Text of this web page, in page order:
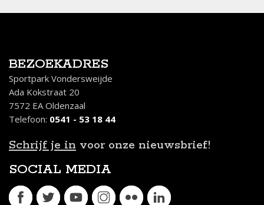
BEZOEKADRES
Sportpark Vondersweijde
Ada Kokstraat 20
7572 EA Oldenzaal
Telefoon: 0541 - 53 18 44
Schrijf je in voor onze nieuwsbrief!
SOCIAL MEDIA